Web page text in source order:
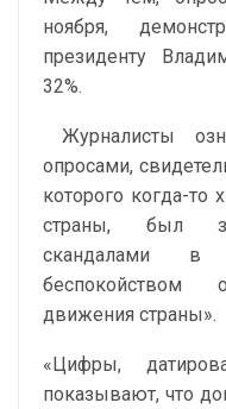
ноября,
президенту
32%.
Журналисты
опросами,
которого когда-то
страны, был
скандалами в
беспокойством
движения страны».
«Цифры,
показывают, что